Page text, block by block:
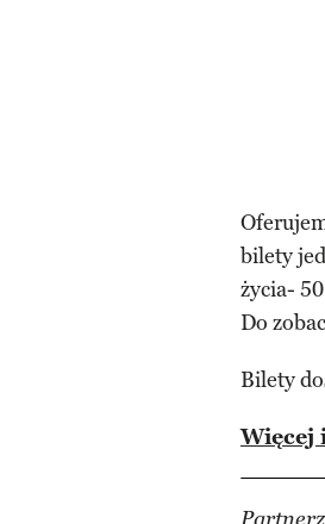
bilety
życia-
Do
Bilety
Więcej